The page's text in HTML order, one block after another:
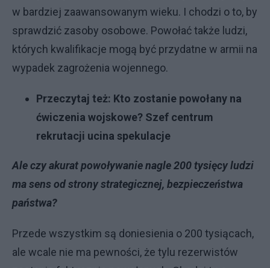
w bardziej zaawansowanym wieku. I chodzi o to, by
sprawdzić zasoby osobowe. Powołać także ludzi,
których kwalifikacje mogą być przydatne w armii na
wypadek zagrożenia wojennego.
Przeczytaj też: Kto zostanie powołany na
ćwiczenia wojskowe? Szef centrum
rekrutacji ucina spekulacje
Ale czy akurat powoływanie nagle 200 tysięcy ludzi
ma sens od strony strategicznej, bezpieczeństwa
państwa?
Przede wszystkim są doniesienia o 200 tysiącach,
ale wcale nie ma pewności, że tylu rezerwistów